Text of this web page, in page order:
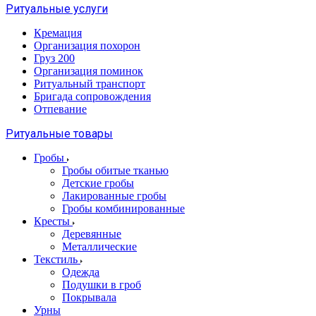
Ритуальные услуги
Кремация
Организация похорон
Груз 200
Организация поминок
Ритуальный транспорт
Бригада сопровождения
Отпевание
Ритуальные товары
Гробы
Гробы обитые тканью
Детские гробы
Лакированные гробы
Гробы комбинированные
Кресты
Деревянные
Металлические
Текстиль
Одежда
Подушки в гроб
Покрывала
Урны